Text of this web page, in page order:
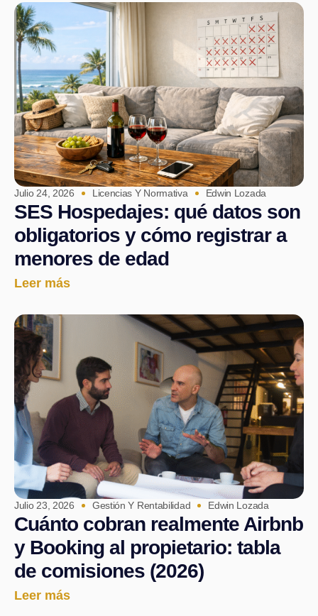
Julio 24, 2026 Licencias Y Normativa Edwin Lozada
SES Hospedajes: qué datos son
obligatorios y cómo registrar a
menores de edad
Leer más
Julio 23, 2026 Gestión Y Rentabilidad Edwin Lozada
Cuánto cobran realmente Airbnb
y Booking al propietario: tabla
de comisiones (2026)
Leer más